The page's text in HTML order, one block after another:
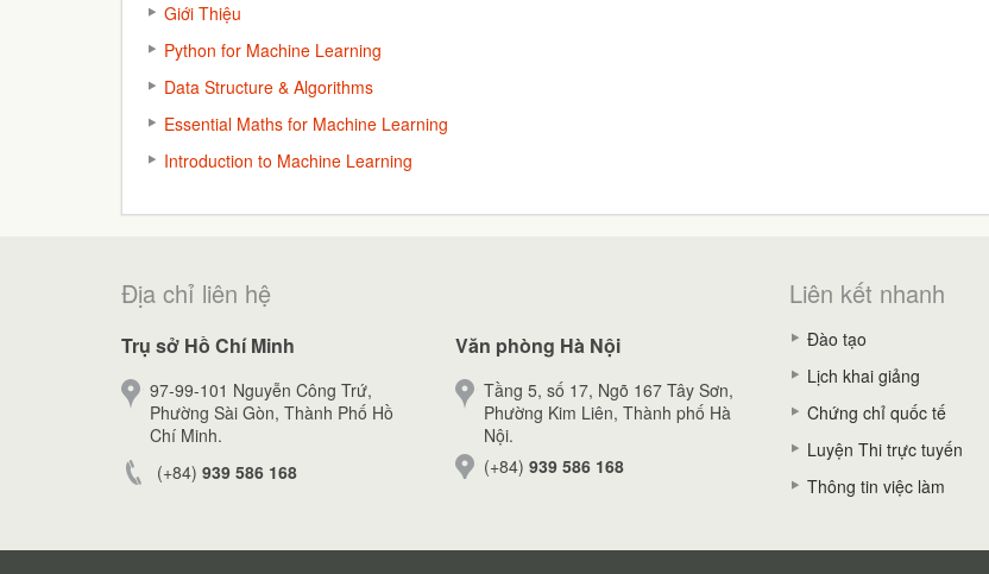
Giới Thiệu
Python for Machine Learning
Data Structure & Algorithms
Essential Maths for Machine Learning
Introduction to Machine Learning
Địa chỉ liên hệ
Trụ sở Hồ Chí Minh
97-99-101 Nguyễn Công Trứ,
Phường Sài Gòn, Thành Phố Hồ
Chí Minh.
(+84) 939 586 168
Văn phòng Hà Nội
Tầng 5, số 17, Ngõ 167 Tây Sơn,
Phường Kim Liên, Thành phố Hà
Nội.
(+84) 939 586 168
Liên kết nhanh
Đào tạo
Lịch khai giảng
Chứng chỉ quốc tế
Luyện Thi trực tuyến
Thông tin việc làm